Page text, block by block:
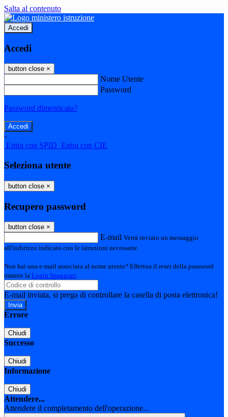
Salta al contenuto
Accedi
Accedi
button close ×
Nome Utente
Password
Password dimenticata?
-
Entra con SPID Entra con CIE
Seleziona utente
button close ×
Recupero password
button close ×
E-mail Verrà inviato un messaggio
all'indirizzo indicato con le istruzioni necessarie.
Non hai una e-mail associata al nome utente? Effettua il reset della password
tramite la Login Spaggiari
E-mail inviata, si prega di controllare la casella di posta elettronica!
Errore
Chiudi
Successo
Chiudi
Informazione
Chiudi
Attendere...
Attendere il completamento dell'operazione...